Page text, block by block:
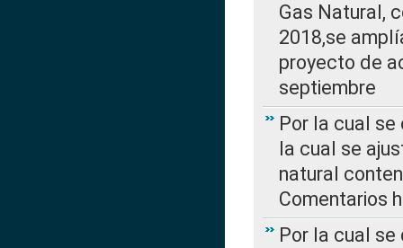
Gas Natural,
2018,se
proyecto de
septiembre
Por la cual se
la cual se
natural
Comentarios
Por la cual